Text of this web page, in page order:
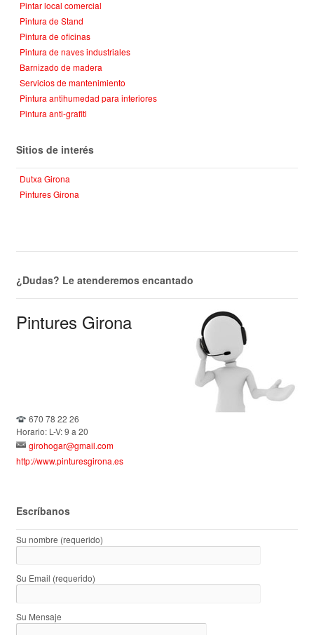
Pintar local comercial
Pintura de Stand
Pintura de oficinas
Pintura de naves industriales
Barnizado de madera
Servicios de mantenimiento
Pintura antihumedad para interiores
Pintura anti-grafiti
Sitios de interés
Dutxa Girona
Pintures Girona
¿Dudas? Le atenderemos encantado
Pintures Girona
670 78 22 26
Horario: L-V: 9 a 20
girohogar@gmail.com
http://www.pinturesgirona.es
Escríbanos
Su nombre (requerido)
Su Email (requerido)
Su Mensaje